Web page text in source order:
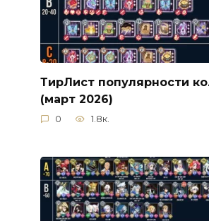
ТирЛист популярности
(март 2026)
0 1.8к.